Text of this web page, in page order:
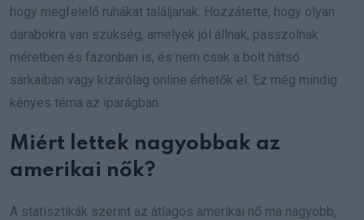
hogy megfelelő ruhákat találjanak. Hozzátette, hogy olyan
darabokra van szükség, amelyek jól állnak, passzolnak
méretben és fazonban is, és nem csak a bolt hátsó
sarkaiban vagy kizárólag online érhetők el. Ez még mindig
kényes téma az iparágban.
Miért lettek nagyobbak az
amerikai nők?
A statisztikák szerint az átlagos amerikai nő ma nagyobb,